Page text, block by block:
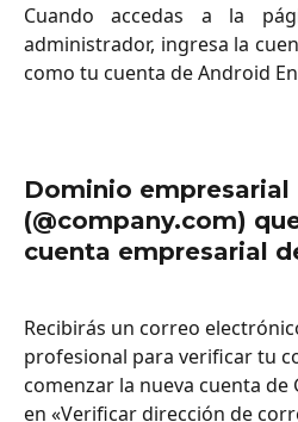
Cuando accedas a la
administrador, ingresa la
como tu cuenta de Android
Dominio empresarial
(@company.com)
cuenta empresarial
Recibirás un correo
profesional para verificar tu
comenzar la nueva cuenta de
en «Verificar dirección de